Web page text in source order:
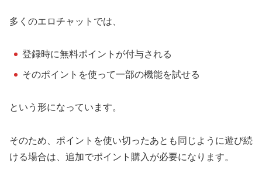
無料ポイントの量だけで選ばない
使い方（通話・配信・メッセージ）
エロチャットの初回無料に関するよくある質問
クレジットカード登録は必要？
無料ポイントだけで満足できる？
多くのエロチャットでは、
登録時に無料ポイントが付与される
そのポイントを使って一部の機能を試せる
という形になっています。
そのため、ポイントを使い切ったあとも同じように遊び続
ける場合は、追加でポイント購入が必要になります。